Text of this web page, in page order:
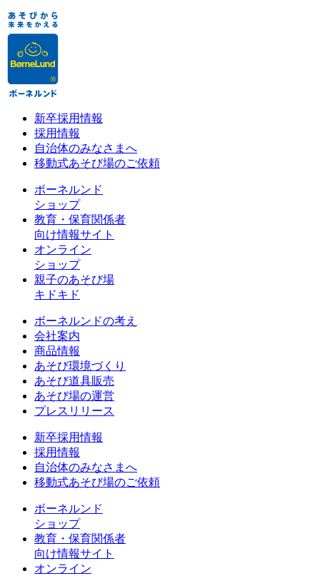
新卒採用情報
採用情報
自治体のみなさまへ
移動式あそび場のご依頼
ボーネルンド
ショップ
教育・保育関係者
向け情報サイト
オンライン
ショップ
親子のあそび場
キドキド
ボーネルンドの考え
会社案内
商品情報
あそび環境づくり
あそび道具販売
あそび場の運営
プレスリリース
新卒採用情報
採用情報
自治体のみなさまへ
移動式あそび場のご依頼
ボーネルンド
ショップ
教育・保育関係者
向け情報サイト
オンライン